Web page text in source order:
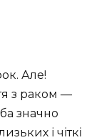
Але!
з раком —
значно
і чіткі